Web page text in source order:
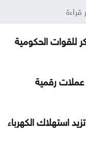
قراءة
للقوات الحكومية
رقمية
استهلاك الكهرباء